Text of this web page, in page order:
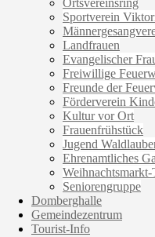
Ortsvereinsring
Sportverein
Landfrauen
Evangelischer
Freiwillige
Freunde der
Förderverein
Kultur vor Ort
Frauenfrühstück
Jugend
Ehrenamtliches
Weihnachtsmarkt-
Seniorengruppe
Domberghalle
Gemeindezentrum
Tourist-Info